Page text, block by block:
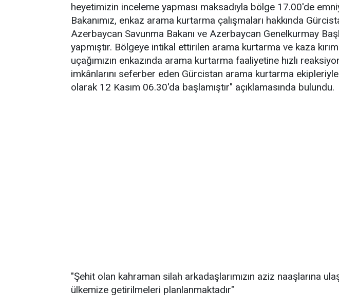
heyetimizin inceleme yapması maksadıyla bölge 17.00'de
Bakanımız, enkaz arama kurtarma çalışmaları hakkında
Azerbaycan Savunma Bakanı ve Azerbaycan Genelkurmay
yapmıştır. Bölgeye intikal ettirilen arama kurtarma ve kaza
uçağımızın enkazında arama kurtarma faaliyetine hızlı
imkânlarını seferber eden Gürcistan arama kurtarma
olarak 12 Kasım 06.30'da başlamıştır" açıklamasında bulundu.
"Şehit olan kahraman silah arkadaşlarımızın aziz naaşlarına
ülkemize getirilmeleri planlanmaktadır"